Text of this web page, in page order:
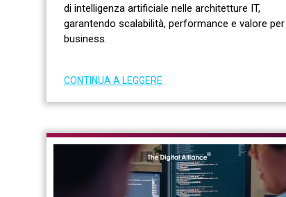
di intelligenza artificiale nelle architetture IT,
garantendo scalabilità, performance e valore
business.
CONTINUA A LEGGERE